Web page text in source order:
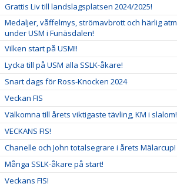
Grattis Liv till landslagsplatsen 2024/2025!
Medaljer, våffelmys, strömavbrott och härlig
under USM i Funäsdalen!
Vilken start på USM!!
Lycka till på USM alla SSLK-åkare!
Snart dags för Ross-Knocken 2024
Veckan FIS
Välkomna till årets viktigaste tävling, KM i slalom!
VECKANS FIS!
Chanelle och John totalsegrare i årets Mälarcup!
Många SSLK-åkare på start!
Veckans FIS!